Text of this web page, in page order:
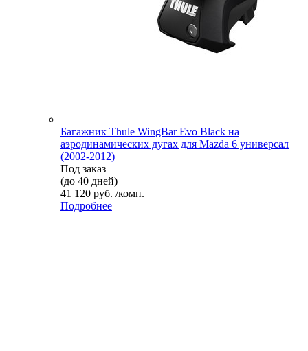
Багажник Thule WingBar Evo Black на
аэродинамических дугах для Mazda 6 универсал
(2002-2012)
Под заказ
(до 40 дней)
41 120 руб. /комп.
Подробнее